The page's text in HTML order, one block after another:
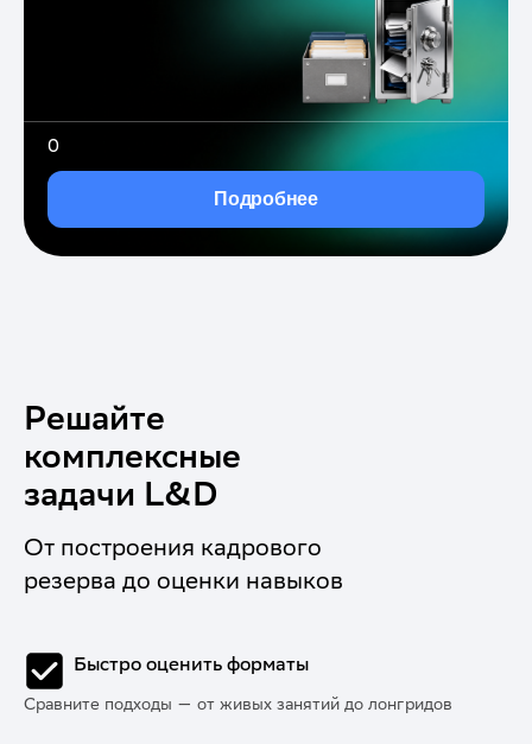
0
Подробнее
Решайте
комплексные
задачи L&D
От построения кадрового
резерва до оценки навыков
Быстро оценить форматы
Сравните подходы — от живых занятий до лонгридов